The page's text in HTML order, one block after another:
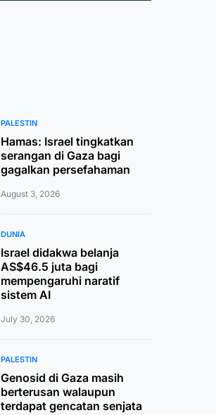
PALESTIN
Hamas: Israel tingkatkan
serangan di Gaza bagi
gagalkan persefahaman
August 3, 2026
DUNIA
Israel didakwa belanja
AS$46.5 juta bagi
mempengaruhi naratif
sistem AI
July 30, 2026
PALESTIN
Genosid di Gaza masih
berterusan walaupun
terdapat gencatan senjata